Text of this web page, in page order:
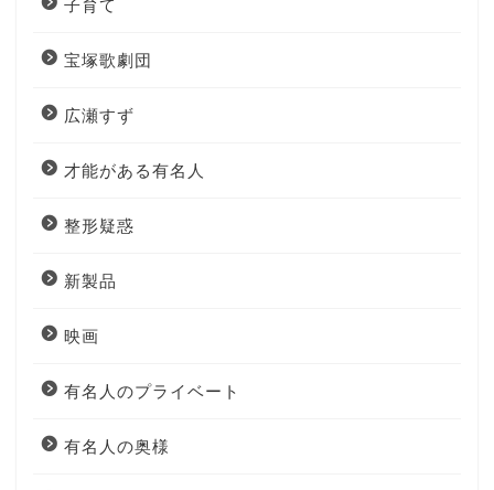
子育て
宝塚歌劇団
広瀬すず
才能がある有名人
整形疑惑
新製品
映画
有名人のプライベート
有名人の奥様